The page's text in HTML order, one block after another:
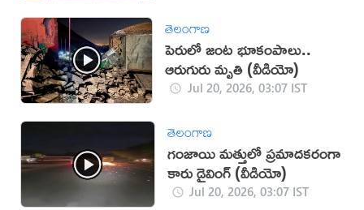
తెలంగాణ
పెరులో జంట భూకంపాలు..
ఆరుగురు మృతి (వీడియో)
Jul 20, 2026, 03:07 IST
తెలంగాణ
గంజాయి మత్తులో ప్రమాదకరంగా
కారు డ్రైవింగ్ (వీడియో)
Jul 20, 2026, 03:07 IST